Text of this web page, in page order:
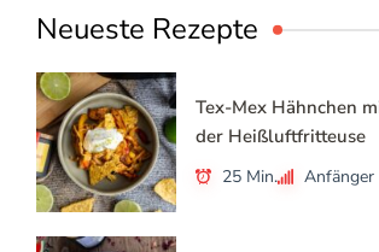
Neueste Rezepte
Tex-Mex Hähnchen
der Heißluftfritteuse
25 Min. Anfänger